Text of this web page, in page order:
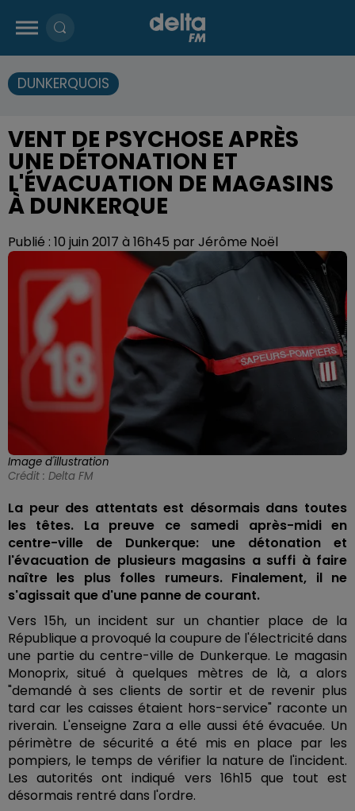
DUNKERQUOIS
VENT DE PSYCHOSE APRÈS
UNE DÉTONATION ET
L'ÉVACUATION DE MAGASINS
À DUNKERQUE
Publié : 10 juin 2017 à 16h45 par Jérôme Noël
Image d'illustration
Crédit : Delta FM
La peur des attentats est désormais dans toutes
les têtes. La preuve ce samedi après-midi en
centre-ville de Dunkerque: une détonation et
l'évacuation de plusieurs magasins a suffi à faire
naître les plus folles rumeurs. Finalement, il ne
s'agissait que d'une panne de courant.
Vers 15h, un incident sur un chantier place de la
République a provoqué la coupure de l'électricité dans
une partie du centre-ville de Dunkerque. Le magasin
Monoprix, situé à quelques mètres de là, a alors
"demandé à ses clients de sortir et de revenir plus
tard car les caisses étaient hors-service" raconte un
riverain. L'enseigne Zara a elle aussi été évacuée. Un
périmètre de sécurité a été mis en place par les
pompiers, le temps de vérifier la nature de l'incident.
Les autorités ont indiqué vers 16h15 que tout est
désormais rentré dans l'ordre.